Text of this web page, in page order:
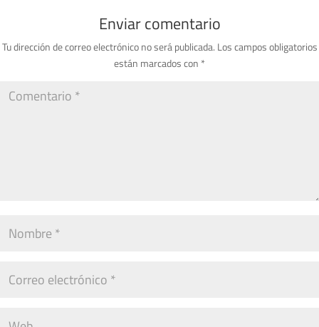
Enviar comentario
Tu dirección de correo electrónico no será publicada. Los campos obligatorios
están marcados con *